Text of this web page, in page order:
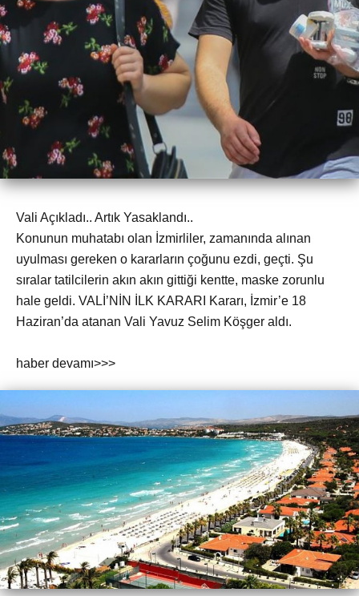
Vali Açıkladı.. Artık Yasaklandı..
Konunun muhatabı olan İzmirliler, zamanında alınan
uyulması gereken o kararların çoğunu ezdi, geçti. Şu
sıralar tatilcilerin akın akın gittiği kentte, maske zorunlu
hale geldi. VALİ’NİN İLK KARARI Kararı, İzmir’e 18
Haziran’da atanan Vali Yavuz Selim Köşger aldı.
haber devamı>>>